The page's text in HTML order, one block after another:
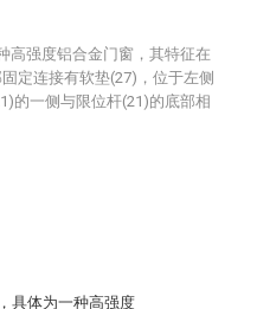
具体为一种高强度
高强度铝合金门窗，其特征在
定连接有软垫(27)，位于左侧
的一侧与限位杆(21)的底部相